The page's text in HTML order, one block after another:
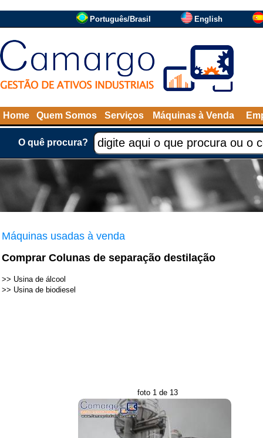
Português/Brasil English
Home Quem Somos Serviços Máquinas à Venda
O quê procura?
Máquinas usadas à venda
Comprar Colunas de separação destilação
>> Usina de álcool
>> Usina de biodiesel
foto 1 de 13